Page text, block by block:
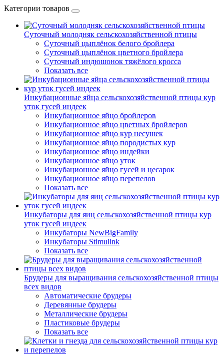
Категории товаров
Суточный молодняк сельскохозяйственной птицы
Суточный цыплёнок белого бройлера
Суточный цыплёнок цветного бройлера
Суточный индюшонок тяжёлого кросса
Показать все
Инкубационные яйца сельскохозяйственной птицы кур
уток гусей индеек
Инкубационное яйцо бройлеров
Инкубационное яйцо цветных бройлеров
Инкубационное яйцо кур несушек
Инкубационное яйцо породистых кур
Инкубационное яйцо индейки
Инкубационное яйцо уток
Инкубационное яйцо гусей и цесарок
Инкубационное яйцо перепелов
Показать все
Инкубаторы для яиц сельскохозяйственной птицы кур
уток гусей индеек
Инкубаторы NewBigFamily
Инкубаторы Stimulink
Показать все
Брудеры для выращивания сельскохозяйственной птицы
всех видов
Автоматические брудеры
Деревянные брудеры
Металлические брудеры
Пластиковые брудеры
Показать все